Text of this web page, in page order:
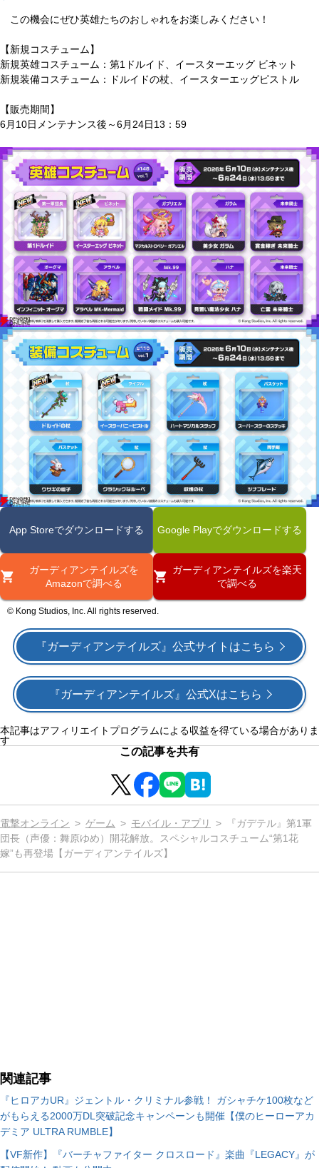
この機会にぜひ英雄たちのおしゃれをお楽しみください！
【新規コスチューム】
新規英雄コスチューム：第1ドルイド、イースターエッグ ビネット
新規装備コスチューム：ドルイドの杖、イースターエッグピストル
【販売期間】
6月10日メンテナンス後～6月24日13：59
App Storeでダウンロードする Google Playでダウンロードする
ガーディアンテイルズを
Amazonで調べる
ガーディアンテイルズを楽天
で調べる
© Kong Studios, Inc. All rights reserved.
『ガーディアンテイルズ』公式サイトはこちら
『ガーディアンテイルズ』公式Xはこちら
本記事はアフィリエイトプログラムによる収益を得ている場合がありま
す
この記事を共有
電撃オンライン ゲーム モバイル・アプリ
『ガデテル』第1軍
団長（声優：舞原ゆめ）開花解放。スペシャルコスチューム“第1花
嫁”も再登場【ガーディアンテイルズ】
関連記事
『ヒロアカUR』ジェントル・クリミナル参戦！ ガシャチケ100枚など
がもらえる2000万DL突破記念キャンペーンも開催【僕のヒーローアカ
デミア ULTRA RUMBLE】
【VF新作】『バーチャファイター クロスロード』楽曲『LEGACY』が